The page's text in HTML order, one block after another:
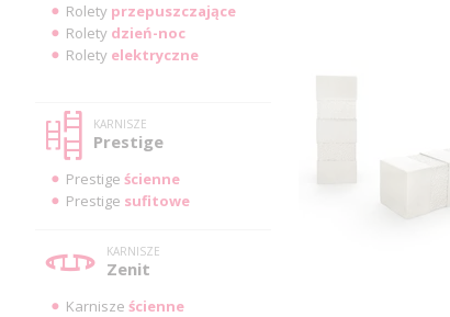
Rolety przepuszczające
Rolety dzień-noc
Rolety elektryczne
KARNISZE
Prestige
Prestige ścienne
Prestige sufitowe
KARNISZE
Zenit
Karnisze ścienne